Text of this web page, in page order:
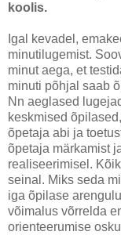
koolis.
Igal kevadel,
minutilugemist.
minut aega, et
minuti põhjal saab
Nn aeglased
keskmised
õpetaja abi ja
õpetaja märkamist
realiseerimisel.
seinal. Miks seda
iga õpilase
võimalus võrrelda
orienteerumise